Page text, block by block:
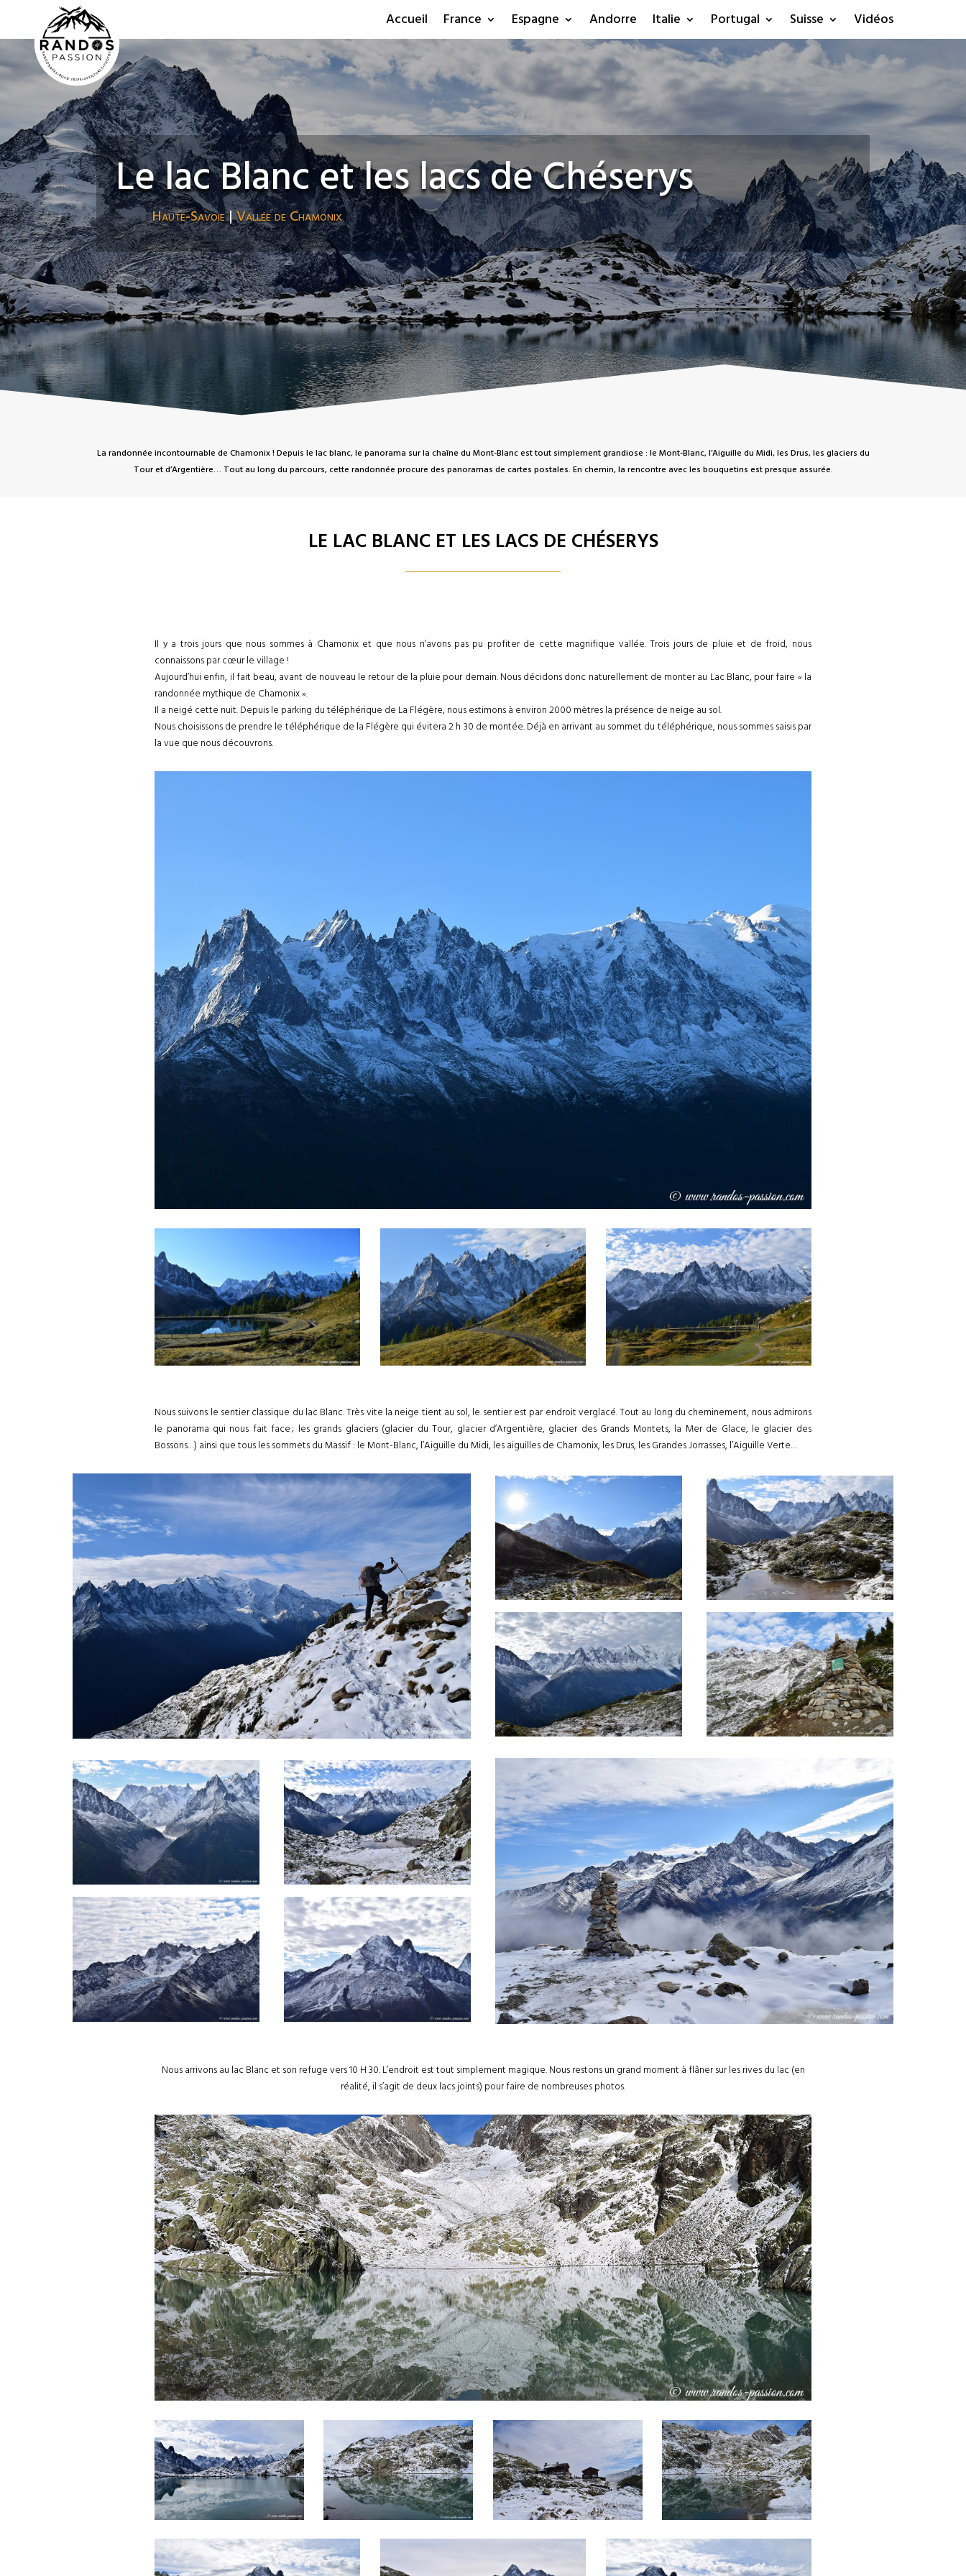
Accueil France Espagne Andorre Italie Portugal Suisse Vidéos
Le lac Blanc et les lacs de Chéserys
Haute-Savoie|Vallée de Chamonix
La randonnée incontournable de Chamonix ! Depuis le lac blanc, le panorama sur la chaîne du Mont-Blanc est tout simplement grandiose : le Mont-Blanc, l’Aiguille du Midi, les Drus, les glaciers du
Tour et d’Argentière… Tout au long du parcours, cette randonnée procure des panoramas de cartes postales. En chemin, la rencontre avec les bouquetins est presque assurée.
LE LAC BLANC ET LES LACS DE CHÉSERYS
Il y a trois jours que nous sommes à Chamonix et que nous n’avons pas pu profiter de cette magnifique vallée. Trois jours de pluie et de froid, nous
connaissons par cœur le village !
Aujourd’hui enfin, il fait beau, avant de nouveau le retour de la pluie pour demain. Nous décidons donc naturellement de monter au Lac Blanc, pour faire « la
randonnée mythique de Chamonix ».
Il a neigé cette nuit. Depuis le parking du téléphérique de La Flégère, nous estimons à environ 2000 mètres la présence de neige au sol.
Nous choisissons de prendre le téléphérique de la Flégère qui évitera 2 h 30 de montée. Déjà en arrivant au sommet du téléphérique, nous sommes saisis par
la vue que nous découvrons.
Nous suivons le sentier classique du lac Blanc. Très vite la neige tient au sol, le sentier est par endroit verglacé. Tout au long du cheminement, nous admirons
le panorama qui nous fait face ; les grands glaciers (glacier du Tour, glacier d’Argentière, glacier des Grands Montets, la Mer de Glace, le glacier des
Bossons…) ainsi que tous les sommets du Massif : le Mont-Blanc, l’Aiguille du Midi, les aiguilles de Chamonix, les Drus, les Grandes Jorrasses, l’Aiguille Verte…
Nous arrivons au lac Blanc et son refuge vers 10 H 30. L’endroit est tout simplement magique. Nous restons un grand moment à flâner sur les rives du lac (en
réalité, il s’agit de deux lacs joints) pour faire de nombreuses photos.